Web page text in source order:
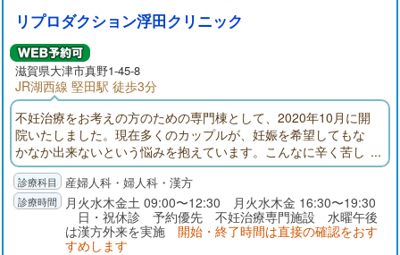
リプロダクション浮田クリニック
滋賀県大津市真野1-45-8
JR湖西線 堅田駅 徒歩3分
不妊治療をお考えの方のための専門棟として、2020年10月に開
院いたしました。現在多くのカップルが、妊娠を希望してもな
かなか出来ないという悩みを抱えています。こんなに辛く苦し
いことはありません。その苦しみを私たちにサポートさせて下
さい。一般不妊治療から高度生殖医療（ART）、漢方を用いた
不妊治療・体質改善など、様々な治療方法をご提案します。ま
ずはお気軽にお話をお聞かせください。
産婦人科・婦人科・漢方
月火水木金土 09:00〜12:30 月火水木金 16:30〜19:30
日・祝休診 予約優先 不妊治療専門施設 水曜午後
は漢方外来を実施 開始・終了時間は直接の確認をおす
すめします